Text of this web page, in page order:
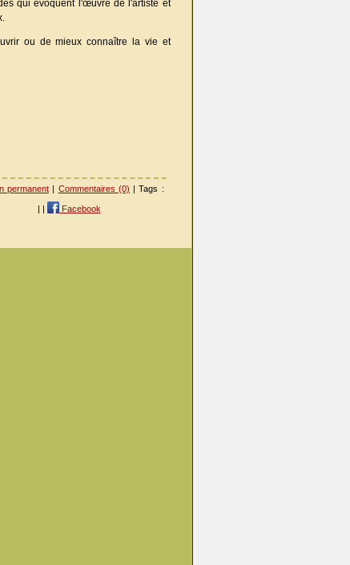
qui évoquent l'œuvre de l'artiste et
ou de mieux connaître la vie et
permanent| Commentaires (0) | Tags :
| | Facebook